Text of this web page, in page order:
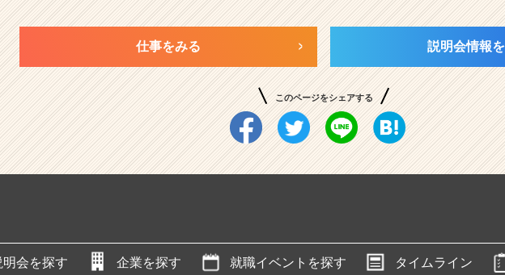
仕事をみる 説明会情報
このページをシェアする
明会を探す 企業を探す 就職イベントを探す タイムライン